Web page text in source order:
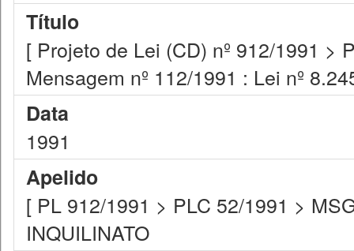
Título
[ Projeto de Lei (CD) nº 912/1991 >
Mensagem nº 112/1991 : Lei nº
Data
1991
Apelido
[ PL 912/1991 > PLC 52/1991 >
INQUILINATO